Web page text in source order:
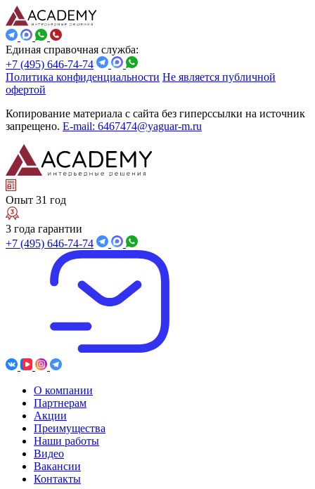
Единая справочная служба:
+7 (495) 646-74-74
Политика конфиденциальности Не является публичной
офертой
Копирование материала с сайта без гиперссылки на источник
запрещено. E-mail: 6467474@yaguar-m.ru
Опыт 31 год
3 года гарантии
+7 (495) 646-74-74
О компании
Партнерам
Акции
Преимущества
Наши работы
Видео
Вакансии
Контакты